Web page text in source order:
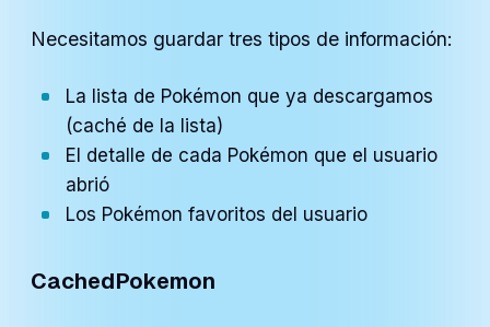
Necesitamos guardar tres tipos de información:
La lista de Pokémon que ya descargamos
(caché de la lista)
El detalle de cada Pokémon que el usuario
abrió
Los Pokémon favoritos del usuario
CachedPokemon